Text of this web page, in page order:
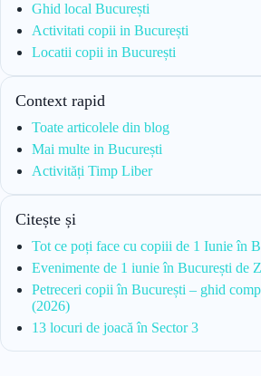
Ghid local București
Activitati copii in București
Locatii copii in București
Context rapid
Toate articolele din blog
Mai multe in București
Activități Timp Liber
Citește și
Tot ce poți face cu copiii de 1 Iunie în
Evenimente de 1 iunie în București de
Petreceri copii în București – ghid
(2026)
13 locuri de joacă în Sector 3